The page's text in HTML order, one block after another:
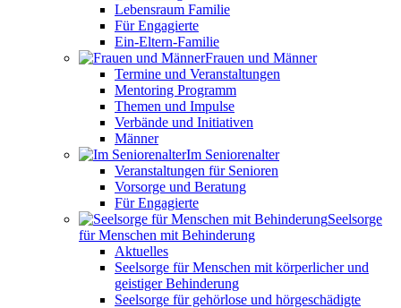
Lebensraum Familie
Für Engagierte
Ein-Eltern-Familie
Frauen und Männer
Termine und Veranstaltungen
Mentoring Programm
Themen und Impulse
Verbände und Initiativen
Männer
Im Seniorenalter
Veranstaltungen für Senioren
Vorsorge und Beratung
Für Engagierte
Seelsorge
für Menschen mit Behinderung
Aktuelles
Seelsorge für Menschen mit körperlicher und
geistiger Behinderung
Seelsorge für gehörlose und hörgeschädigte